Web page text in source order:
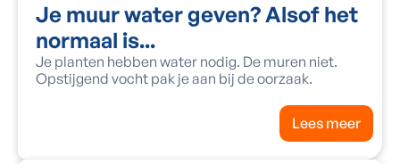
Je muur water geven? Alsof het
normaal is...
Je planten hebben water nodig. De muren niet.
Opstijgend vocht pak je aan bij de oorzaak.
Lees meer